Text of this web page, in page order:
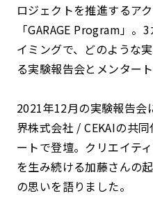
ロジェクトを推進するア
「GARAGE Program」
イミングで、どのような
る実験報告会とメンター
2021年12月の実験報告会
界株式会社 / CEKAIの共
ートで登壇。クリエイテ
を生み続ける加藤さんの
の思いを語りました。